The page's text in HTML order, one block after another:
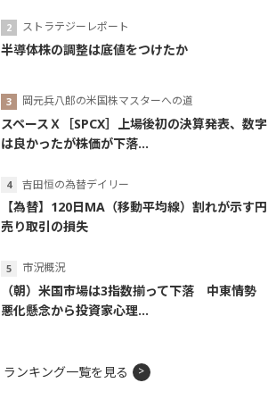
ストラテジーレポート
半導体株の調整は底値をつけたか
岡元兵八郎の米国株マスターへの道
スペースＸ［SPCX］上場後初の決算発表、数字
は良かったが株価が下落...
吉田恒の為替デイリー
【為替】120日MA（移動平均線）割れが示す円
売り取引の損失
市況概況
（朝）米国市場は3指数揃って下落 中東情勢
悪化懸念から投資家心理...
ランキング一覧を見る